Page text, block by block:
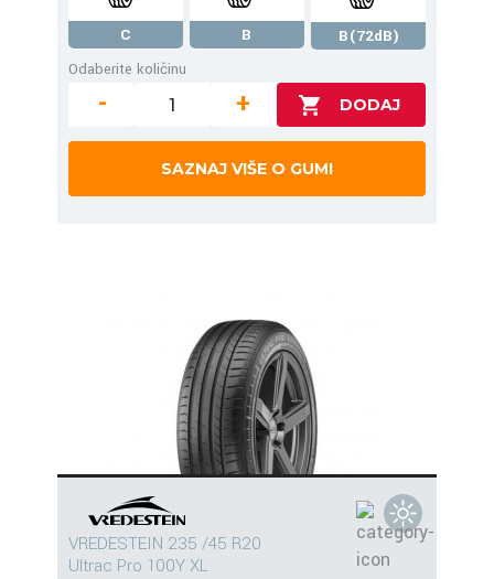
C B
B(72dB)
Odaberite količinu
- +
SAZNAJ VIŠE O GUMI
VREDESTEIN 235 /45 R20
Ultrac Pro 100Y XL